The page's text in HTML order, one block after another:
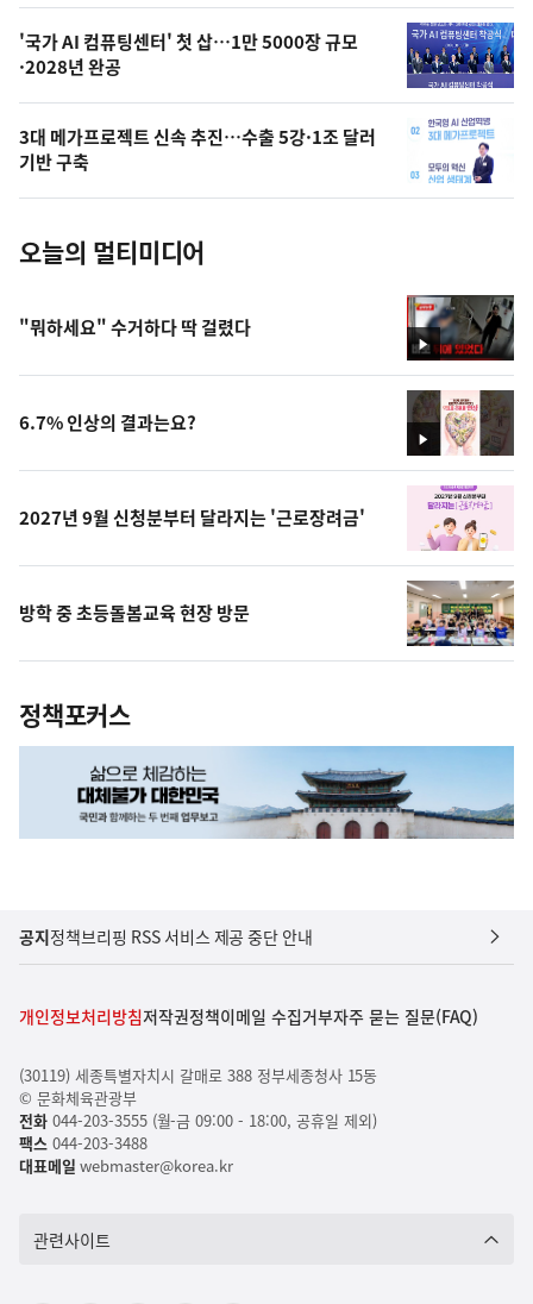
오
의
사
진
'국가 AI 컴퓨팅센터' 첫 삽…1만 5000장 규모
·2028년 완공
3대 메가프로젝트 신속 추진…수출 5강·1조 달러
기반 구축
오늘의 멀티미디어
영
상
"뭐하세요" 수거하다 딱 걸렸다
영
상
6.7% 인상의 결과는요?
2027년 9월 신청분부터 달라지는 '근로장려금'
방학 중 초등돌봄교육 현장 방문
정책포커스
공지정책브리핑 RSS 서비스 제공 중단 안내
개인정보처리방침저작권정책이메일 수집거부자주 묻는 질문(FAQ)
(30119) 세종특별자치시 갈매로 388 정부세종청사 15동
© 문화체육관광부
전화044-203-3555 (월-금 09:00 - 18:00, 공휴일 제외)
팩스044-203-3488
대표메일 webmaster@korea.kr
관련사이트